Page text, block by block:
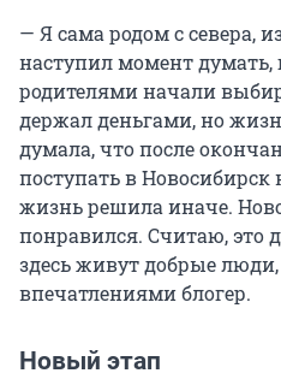
— Я сама родом с севера,
наступил момент думать,
родителями начали
держал деньгами, но
думала, что после
поступать в
жизнь решила иначе.
понравился. Считаю, это
здесь живут добрые
впечатлениями блогер.
Новый этап